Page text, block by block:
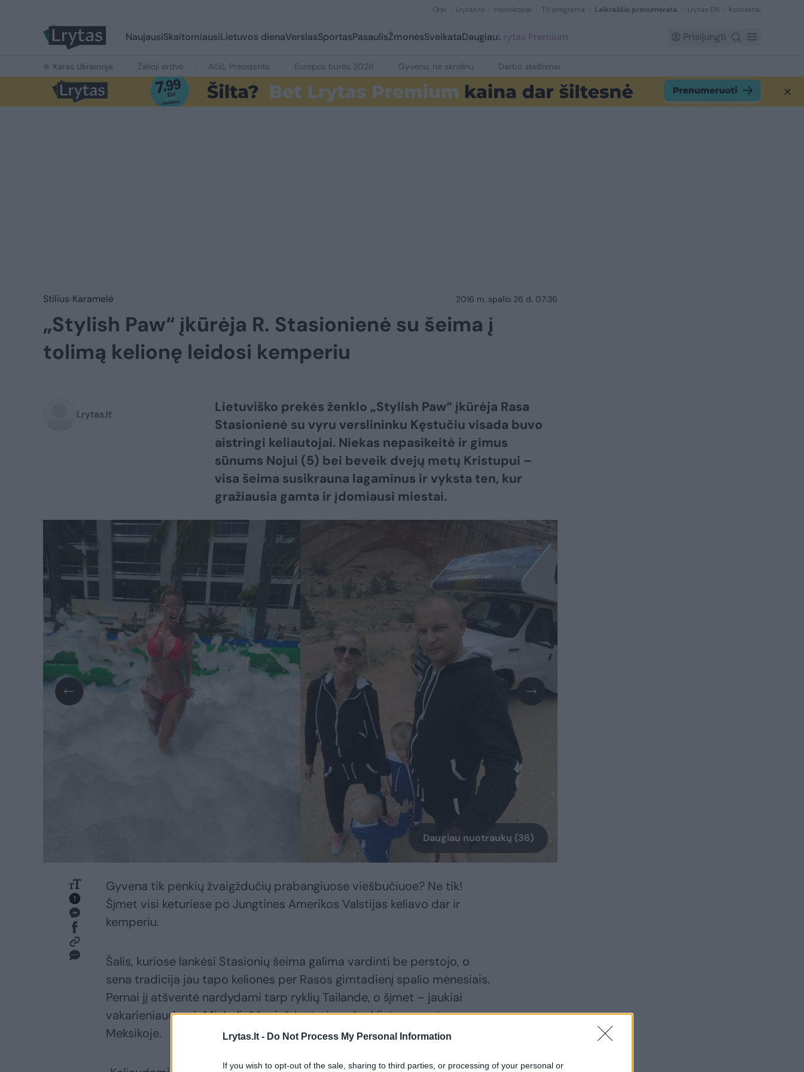
Lrytas.lt - Do Not Process My Personal Information
If you wish to opt-out of the sale, sharing to third parties, or processing of your personal or
Orai Lrytas.tv Horoskopai TV programa Laikraščio prenumerata Lrytas EN Kontaktai
NaujausiSkaitomiausiLietuvos dienaVerslasSportasPasaulisŽmonėsSveikataDaugiauLrytas Premium Prisijungti
Karas Ukrainoje Žalioji erdvė Ačiū, Prezidente Europos burės 2026 Gyvenu, ne skrolinu Darbo skelbimai
Stilius Karamelė 2016 m. spalio 26 d. 07:36
„Stylish Paw“ įkūrėja R. Stasionienė su šeima į
tolimą kelionę leidosi kemperiu
Lrytas.lt
Lietuviško prekės ženklo „Stylish Paw“ įkūrėja Rasa
Stasionienė su vyru verslininku Kęstučiu visada buvo
aistringi keliautojai. Niekas nepasikeitė ir gimus
sūnums Nojui (5) bei beveik dvejų metų Kristupui –
visa šeima susikrauna lagaminus ir vyksta ten, kur
gražiausia gamta ir įdomiausi miestai.
Daugiau nuotraukų (36)
Gyvena tik penkių žvaigždučių prabangiuose viešbučiuoe? Ne tik!
Šįmet visi keturiese po Jungtines Amerikos Valstijas keliavo dar ir
kemperiu.
Šalis, kuriose lankėsi Stasionių šeima galima vardinti be perstojo, o
sena tradicija jau tapo kelionės per Rasos gimtadienį spalio mėnesiais.
Pernai jį atšventė nardydami tarp ryklių Tailande, o šįmet – jaukiai
vakarieniaudami „Michelin“ žvaigždutėmis paženklintame restorane
Meksikoje.